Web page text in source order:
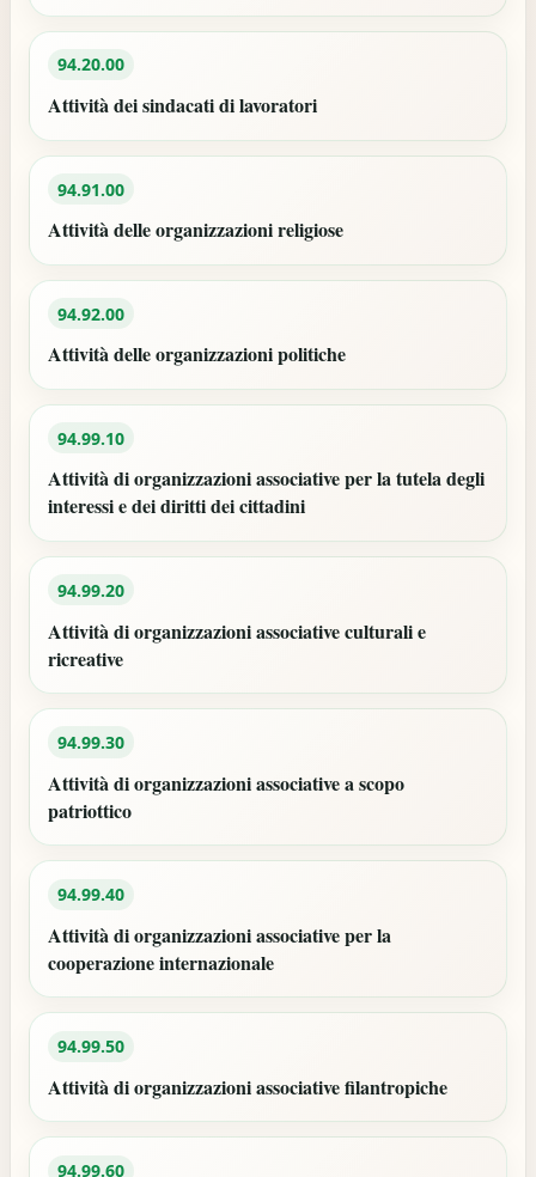
94.20.00
Attività dei sindacati di lavoratori
94.91.00
Attività delle organizzazioni religiose
94.92.00
Attività delle organizzazioni politiche
94.99.10
Attività di organizzazioni associative per la tutela degli
interessi e dei diritti dei cittadini
94.99.20
Attività di organizzazioni associative culturali e
ricreative
94.99.30
Attività di organizzazioni associative a scopo
patriottico
94.99.40
Attività di organizzazioni associative per la
cooperazione internazionale
94.99.50
Attività di organizzazioni associative filantropiche
94.99.60